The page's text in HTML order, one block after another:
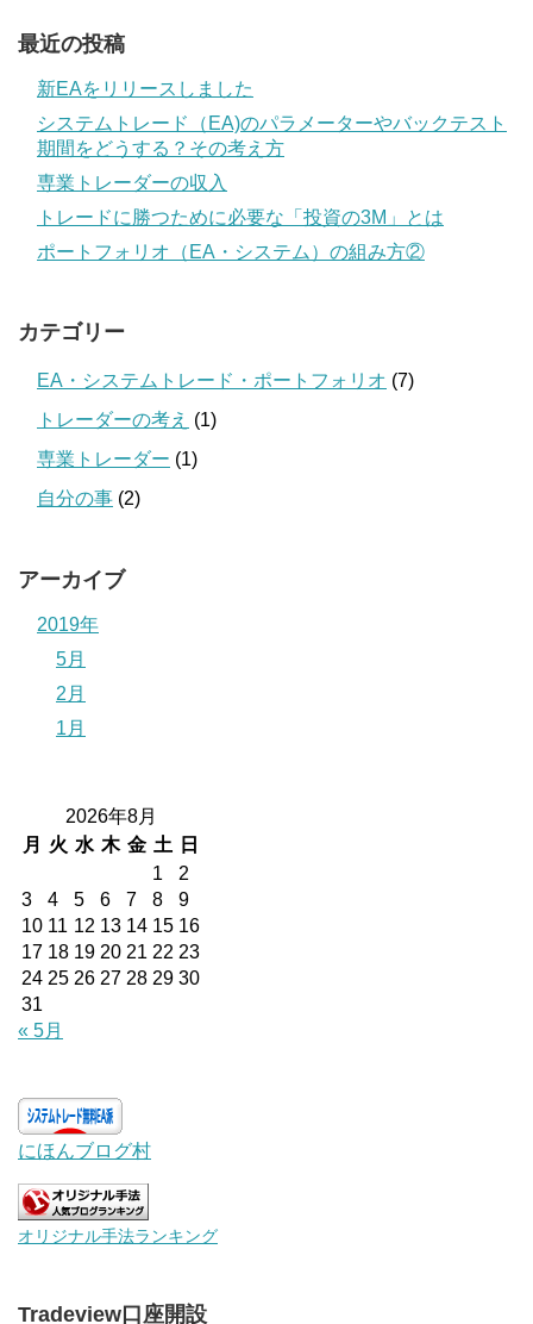
最近の投稿
新EAをリリースしました
システムトレード（EA)のパラメーターやバックテスト
期間をどうする？その考え方
専業トレーダーの収入
トレードに勝つために必要な「投資の3M」とは
ポートフォリオ（EA・システム）の組み方②
カテゴリー
EA・システムトレード・ポートフォリオ (7)
トレーダーの考え (1)
専業トレーダー (1)
自分の事 (2)
アーカイブ
2019年
5月
2月
1月
2026年8月
月
火 水 木 金 土
日
1
2
3
4 5 6 7 8
9
10 11 12 13 14 15 16
17 18 19 20 21 22 23
24 25 26 27 28 29 30
31
« 5月
にほんブログ村
オリジナル手法ランキング
Tradeview口座開設